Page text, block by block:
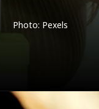
Photo: Pexels